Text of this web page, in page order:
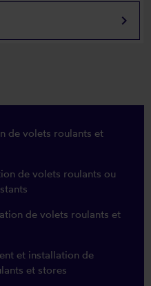
keyboard_arrow_right
de volets roulants et
de volets roulants ou
de volets roulants et
et installation de
et stores